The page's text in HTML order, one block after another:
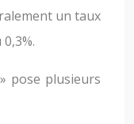
un taux
pose plusieurs